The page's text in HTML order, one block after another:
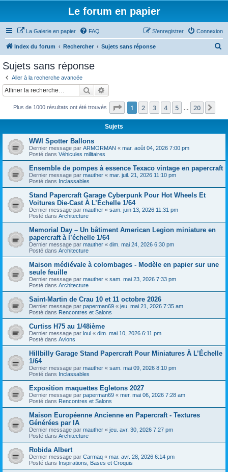
Le forum en papier
La Galerie en papier FAQ Connexion
S’enregistrer
Index du forum Rechercher Sujets sans réponse
c
Sujets sans réponse
Aller à la recherche avancée
Rechercher
Plus de 1000 résultats ont été trouvés Page 1sur20
1 2 3 4 5 20
Sujets
WWI Spotter Ballons
Dernier message par ARMORMAN « mar. août 04, 2026 7:00 pm
Posté dans Véhicules militaires
Ensemble de pompes à essence Texaco vintage en papercraft
Dernier message par mauther « mar. juil. 21, 2026 11:10 pm
Posté dans Inclassables
Stand Papercraft Garage Cyberpunk Pour Hot Wheels Et
Voitures Die-Cast À L’Échelle 1/64
Dernier message par mauther « sam. juin 13, 2026 11:31 pm
Posté dans Architecture
Memorial Day – Un bâtiment American Legion miniature en
papercraft à l’échelle 1/64
Dernier message par mauther « dim. mai 24, 2026 6:30 pm
Posté dans Architecture
Maison médiévale à colombages - Modèle en papier sur une
seule feuille
Dernier message par mauther « sam. mai 23, 2026 7:33 pm
Posté dans Architecture
Saint-Martin de Crau 10 et 11 octobre 2026
Dernier message par paperman69 « jeu. mai 21, 2026 7:35 am
Posté dans Rencontres et Salons
Curtiss H75 au 1/48ième
Dernier message par loul « dim. mai 10, 2026 6:11 pm
Posté dans Avions
Hillbilly Garage Stand Papercraft Pour Miniatures À L’Échelle
1/64
Dernier message par mauther « sam. mai 09, 2026 8:10 pm
Posté dans Inclassables
Exposition maquettes Egletons 2027
Dernier message par paperman69 « mer. mai 06, 2026 7:28 am
Posté dans Rencontres et Salons
Maison Européenne Ancienne en Papercraft - Textures
Générées par IA
Dernier message par mauther « jeu. avr. 30, 2026 7:27 pm
Posté dans Architecture
Robida Albert
Dernier message par Carmaq « mar. avr. 28, 2026 6:14 pm
Posté dans Inspirations, Bases et Croquis